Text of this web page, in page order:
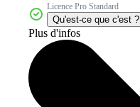
Licence Pro Standard
Qu'est-ce que c'est ?
Plus d'infos